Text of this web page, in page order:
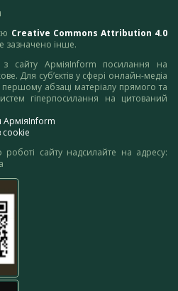
Creative Commons Attribution 4.0
зазначено інше.
з сайту АрміяInform посилання на
Для суб’єктів у сфері онлайн-медіа
абзаці матеріалу прямого та
гіперпосилання на цитований
АрміяInform
cookie
роботі сайту надсилайте на адресу: